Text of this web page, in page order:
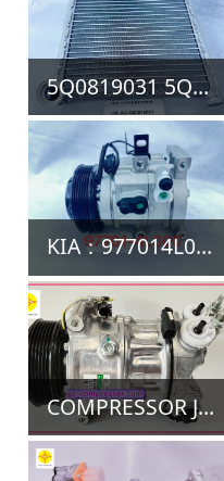
压缩机
离合器
冷凝器
蒸发器
起动机
发电机
方向机
联系方式
负责人：钱茂毓
手机：13424481658
电 话：020-22257318
地 址：广州市越秀区广